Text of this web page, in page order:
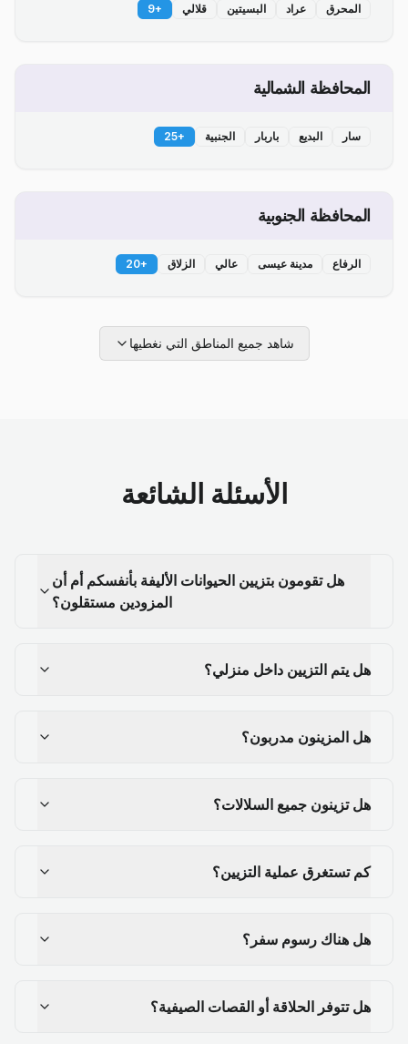
المحرق عراد البسيتين قلالي +
9
المحافظة الشمالية
سار البديع باربار الجنبية +
25
المحافظة الجنوبية
الرفاع مدينة عيسى عالي الزلاق +
20
شاهد جميع المناطق التي نغطيها
الأسئلة الشائعة
هل تقومون بتزيين الحيوانات الأليفة بأنفسكم أم أن
المزودين مستقلون؟
هل يتم التزيين داخل منزلي؟
هل المزينون مدربون؟
هل تزينون جميع السلالات؟
كم تستغرق عملية التزيين؟
هل هناك رسوم سفر؟
هل تتوفر الحلاقة أو القصات الصيفية؟